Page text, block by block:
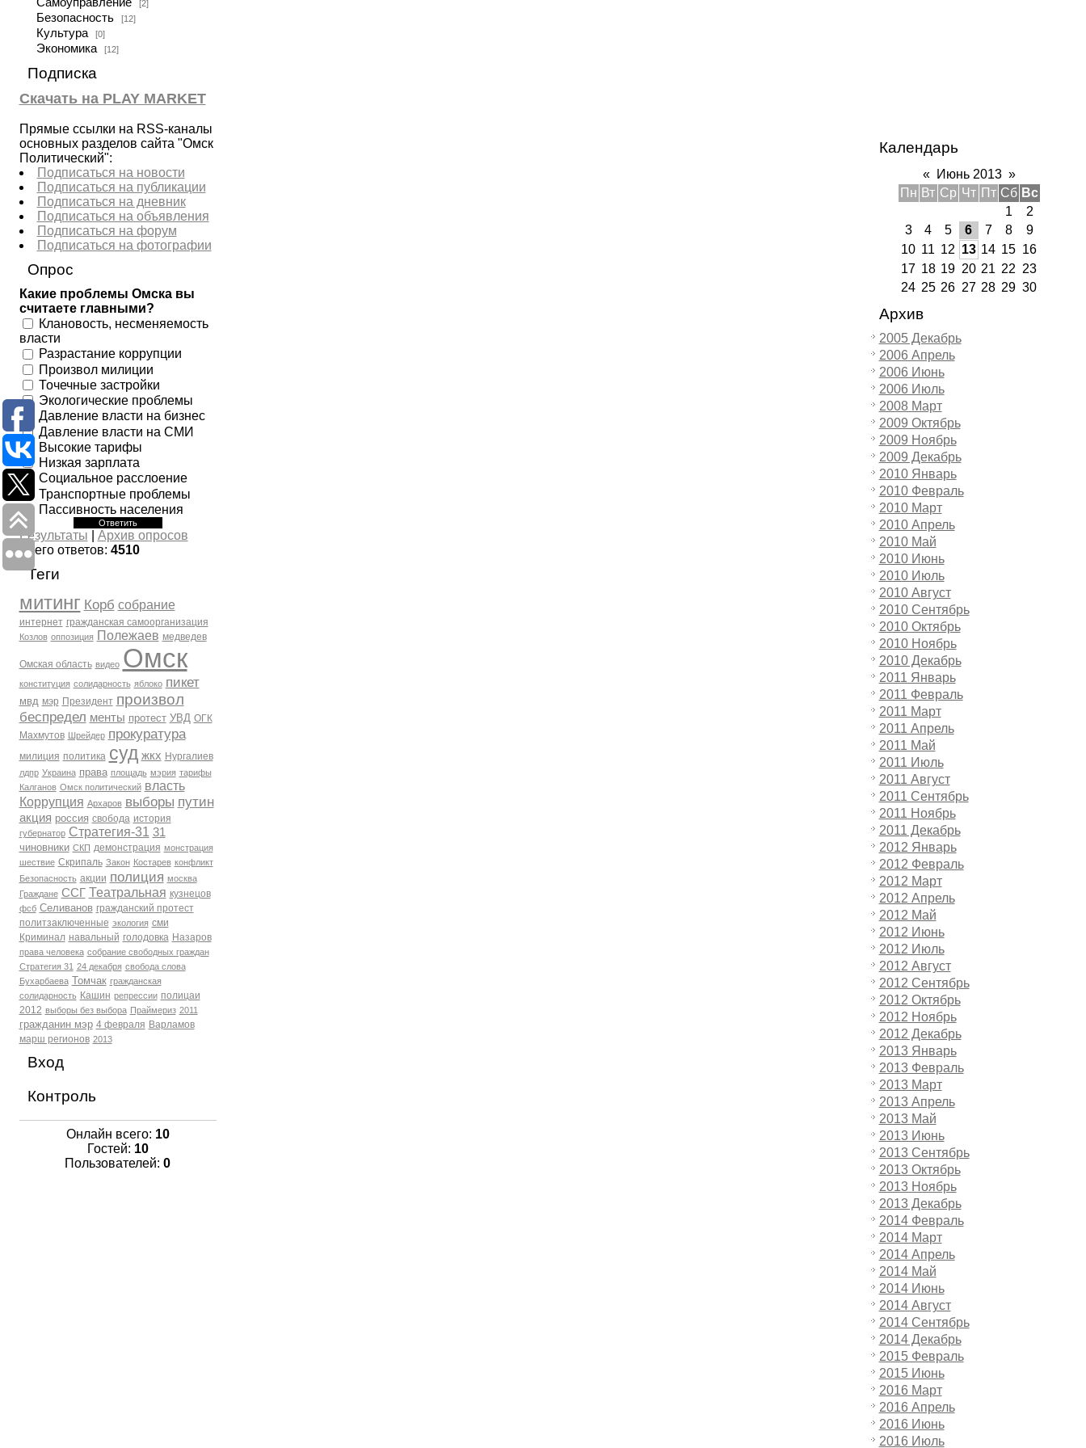
[2]
Безопасность [12]
Культура [0]
Экономика [12]
Подписка
Скачать на PLAY MARKET
Прямые ссылки на RSS-каналы
основных разделов сайта "Омск
Политический":
Подписаться на новости
Подписаться на публикации
Подписаться на дневник
Подписаться на объявления
Подписаться на форум
Подписаться на фотографии
Опрос
Какие проблемы Омска вы
считаете главными?
Клановость, несменяемость
власти
Разрастание коррупции
Произвол милиции
Точечные застройки
Экологические проблемы
Давление власти на бизнес
Давление власти на СМИ
Высокие тарифы
Низкая зарплата
Социальное расслоение
Транспортные проблемы
Пассивность населения
Результаты
Архив опросов
Всего ответов: 4510
Теги
митинг Корб собрание
интернет гражданская самоорганизация
Козлов оппозиция Полежаев медведев
Омская область видео Омск
конституция солидарность яблоко пикет
мвд мэр Президент произвол
беспредел менты протест УВД ОГК
Махмутов Шрейдер прокуратура
милиция политика суд жкх Нургалиев
лдпр Украина права площадь мэрия тарифы
Калганов Омск политический власть
Коррупция Архаров выборы путин
акция россия свобода история
губернатор Стратегия-31 31
чиновники СКП демонстрация монстрация
шествие Скрипаль Закон Костарев конфликт
Безопасность акции полиция москва
Граждане ССГ Театральная кузнецов
фсб Селиванов гражданский протест
политзаключенные экология сми
Криминал навальный голодовка Назаров
права человека собрание свободных граждан
Стратегия 31 24 декабря свобода слова
Бухарбаева Томчак гражданская
солидарность Кашин репрессии полицаи
2012 выборы без выбора Праймериз 2011
гражданин мэр 4 февраля Варламов
марш регионов 2013
Вход
Контроль
Онлайн всего: 10
Гостей: 10
Пользователей: 0
Календарь
« Июнь 2013 »
Пн Вт Ср Чт Пт Сб Вс
1
2
3
4 5 6 7 8
9
10 11 12 13 14 15 16
17 18 19 20 21 22 23
24 25 26 27 28 29 30
Архив
2005 Декабрь
2006 Апрель
2006 Июнь
2006 Июль
2008 Март
2009 Октябрь
2009 Ноябрь
2009 Декабрь
2010 Январь
2010 Февраль
2010 Март
2010 Апрель
2010 Май
2010 Июнь
2010 Июль
2010 Август
2010 Сентябрь
2010 Октябрь
2010 Ноябрь
2010 Декабрь
2011 Январь
2011 Февраль
2011 Март
2011 Апрель
2011 Май
2011 Июль
2011 Август
2011 Сентябрь
2011 Ноябрь
2011 Декабрь
2012 Январь
2012 Февраль
2012 Март
2012 Апрель
2012 Май
2012 Июнь
2012 Июль
2012 Август
2012 Сентябрь
2012 Октябрь
2012 Ноябрь
2012 Декабрь
2013 Январь
2013 Февраль
2013 Март
2013 Апрель
2013 Май
2013 Июнь
2013 Сентябрь
2013 Октябрь
2013 Ноябрь
2013 Декабрь
2014 Февраль
2014 Март
2014 Апрель
2014 Май
2014 Июнь
2014 Август
2014 Сентябрь
2014 Декабрь
2015 Февраль
2015 Июнь
2016 Март
2016 Апрель
2016 Июнь
2016 Июль